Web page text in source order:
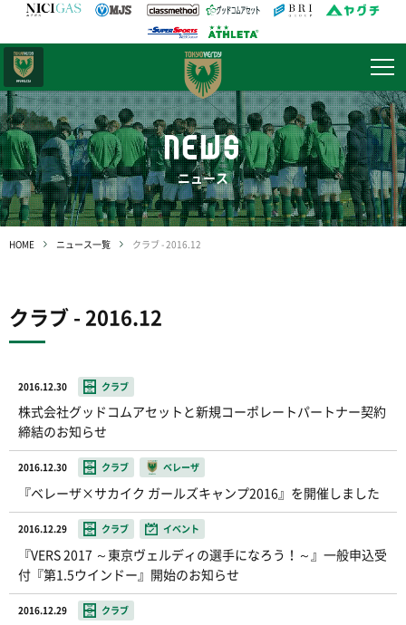
NEWS
ニュース
HOME ニュース一覧 クラブ - 2016.12
クラブ - 2016.12
2016.12.30 クラブ
株式会社グッドコムアセットと新規コーポレートパートナー契約
締結のお知らせ
2016.12.30 クラブ ベレーザ
『ベレーザ×サカイク ガールズキャンプ2016』を開催しました
2016.12.29 クラブ イベント
『VERS 2017 ～東京ヴェルディの選手になろう！～』一般申込受
付『第1.5ウインドー』開始のお知らせ
2016.12.29 クラブ